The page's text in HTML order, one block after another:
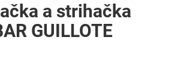
a strihačka
GUILLOTE